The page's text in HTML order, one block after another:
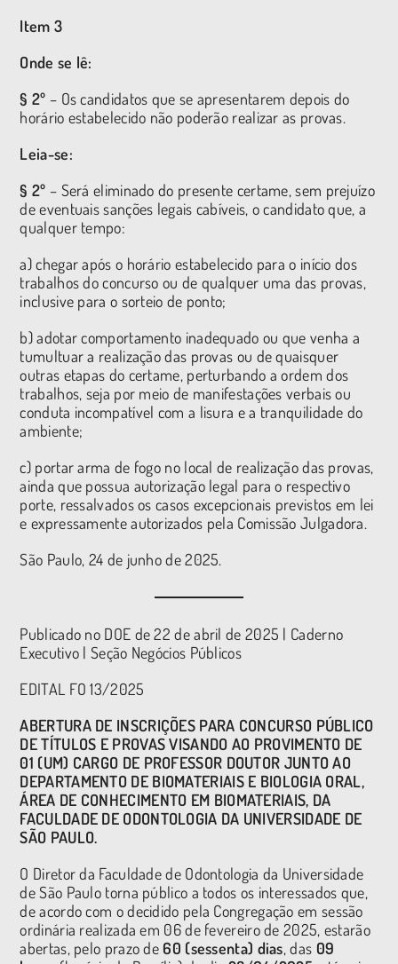
Item 3
Onde se lê:
§ 2º – Os candidatos que se apresentarem depois do
horário estabelecido não poderão realizar as provas.
Leia-se:
§ 2º – Será eliminado do presente certame, sem prejuízo
de eventuais sanções legais cabíveis, o candidato que, a
qualquer tempo:
a) chegar após o horário estabelecido para o início dos
trabalhos do concurso ou de qualquer uma das provas,
inclusive para o sorteio de ponto;
b) adotar comportamento inadequado ou que venha a
tumultuar a realização das provas ou de quaisquer
outras etapas do certame, perturbando a ordem dos
trabalhos, seja por meio de manifestações verbais ou
conduta incompatível com a lisura e a tranquilidade do
ambiente;
c) portar arma de fogo no local de realização das provas,
ainda que possua autorização legal para o respectivo
porte, ressalvados os casos excepcionais previstos em lei
e expressamente autorizados pela Comissão Julgadora.
São Paulo, 24 de junho de 2025.
Publicado no DOE de 22 de abril de 2025 | Caderno
Executivo | Seção Negócios Públicos
EDITAL FO 13/2025
ABERTURA DE INSCRIÇÕES PARA CONCURSO PÚBLICO
DE TÍTULOS E PROVAS VISANDO AO PROVIMENTO DE
01 (UM) CARGO DE PROFESSOR DOUTOR JUNTO AO
DEPARTAMENTO DE BIOMATERIAIS E BIOLOGIA ORAL,
ÁREA DE CONHECIMENTO EM BIOMATERIAIS, DA
FACULDADE DE ODONTOLOGIA DA UNIVERSIDADE DE
SÃO PAULO.
O Diretor da Faculdade de Odontologia da Universidade
de São Paulo torna público a todos os interessados que,
de acordo com o decidido pela Congregação em sessão
ordinária realizada em 06 de fevereiro de 2025, estarão
abertas, pelo prazo de 60 (sessenta) dias, das 09